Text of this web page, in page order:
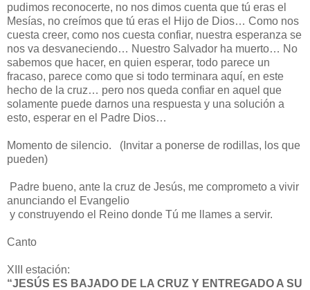
pudimos reconocerte, no nos dimos cuenta que tú eras el
Mesías, no creímos que tú eras el Hijo de Dios… Como nos
cuesta creer, como nos cuesta confiar, nuestra esperanza se
nos va desvaneciendo… Nuestro Salvador ha muerto… No
sabemos que hacer, en quien esperar, todo parece un
fracaso, parece como que si todo terminara aquí, en este
hecho de la cruz… pero nos queda confiar en aquel que
solamente puede darnos una respuesta y una solución a
esto, esperar en el Padre Dios…
Momento de silencio. (Invitar a ponerse de rodillas, los que
pueden)
Padre bueno, ante la cruz de Jesús, me comprometo a vivir
anunciando el Evangelio
y construyendo el Reino donde Tú me llames a servir.
Canto
XIII estación:
“JESÚS ES BAJADO DE LA CRUZ Y ENTREGADO A SU